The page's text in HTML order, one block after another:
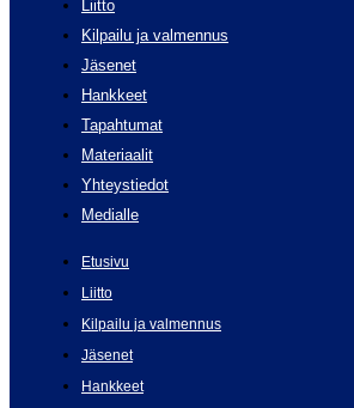
Liitto
Kilpailu ja valmennus
Jäsenet
Hankkeet
Tapahtumat
Materiaalit
Yhteystiedot
Medialle
Etusivu
Liitto
Kilpailu ja valmennus
Jäsenet
Hankkeet